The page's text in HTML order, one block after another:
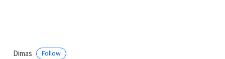
Dimas Follow